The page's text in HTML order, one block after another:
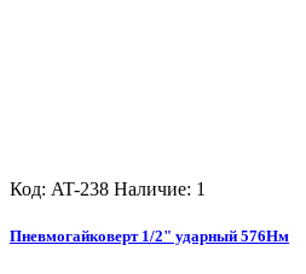
Код: AT-238 Наличие: 1
Пневмогайковерт 1/2" ударный 576Нм